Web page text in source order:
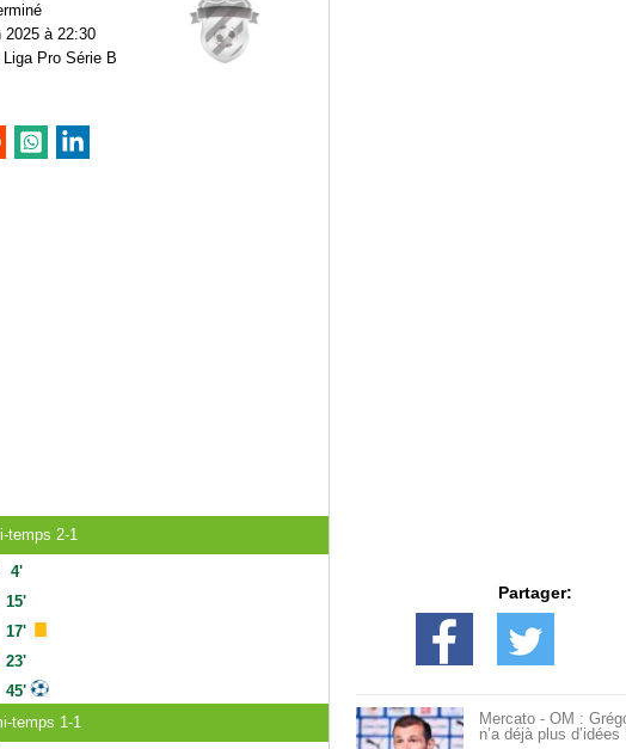
2025 à 22:30
Liga Pro Série B
temps 2-1
4'
15'
17'
23'
45'
temps 1-1
Partager:
Mercato - OM :
n’a déjà plus d’idées